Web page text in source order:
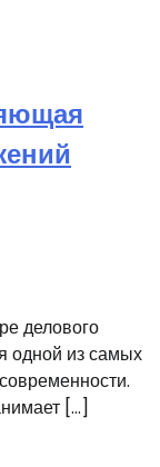
делового
одной из самых
[…]